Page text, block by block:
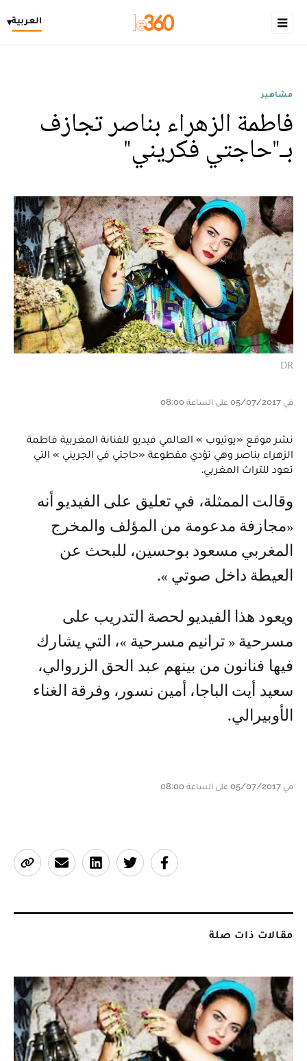
العربية▾
مشاهير
فاطمة الزهراء بناصر تجازف
بـ"حاجتي فکريني"
DR
في 05/07/2017 على الساعة 08:00
نشر موقع «يوتيوب » العالمي فيديو للفنانة المغربية فاطمة
الزهراء بناصر وهي تؤدي مقطوعة «حاجتي في الجريني » التي
تعود للتراث المغربي.
وقالت الممثلة، في تعليق على الفيديو أنه
«مجازفة مدعومة من المؤلف والمخرج
المغربي مسعود بوحسين، للبحث عن
العيطة داخل صوتي ».
ويعود هذا الفيديو لحصة التدريب على
مسرحية « ترانيم مسرحية »، التي يشارك
فيها فنانون من بينهم عبد الحق الزروالي،
سعيد أيت الباجا، أمين نسور، وفرقة الغناء
الأوبيرالي.
في 05/07/2017 على الساعة 08:00
مقالات ذات صلة